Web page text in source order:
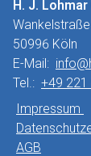
H. J. Lohmar
50996 Köln
E-Mail:
Tel.: +49 221
Impressum
AGB